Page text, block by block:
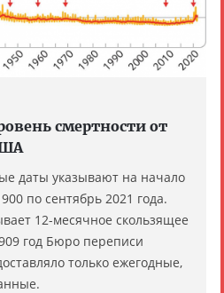
смертности от
даты указывают на начало
по сентябрь 2021 года.
12-месячное скользящее
год Бюро переписи
только ежегодные,